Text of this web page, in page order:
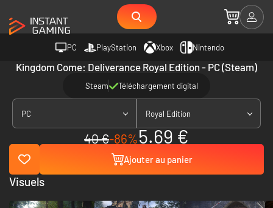
PC PlayStation Xbox Nintendo
Kingdom Come: Deliverance Royal Edition - PC (Steam)
Steam Téléchargement digital
PC Royal Edition
40 €-86%5.69 €
Ajouter au panier
Visuels